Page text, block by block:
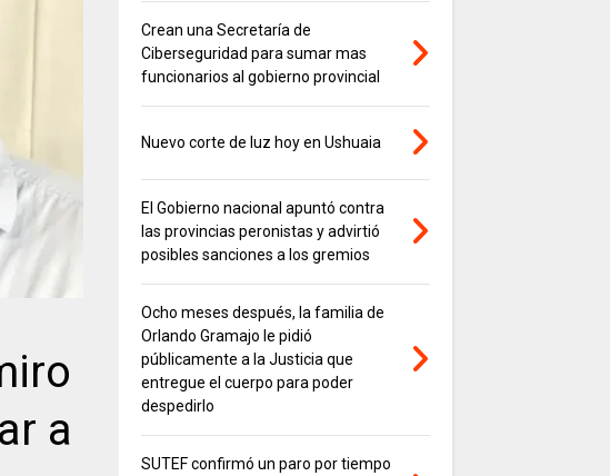
a
Crean una Secretaría de
Ciberseguridad para sumar mas
funcionarios al gobierno provincial
Nuevo corte de luz hoy en Ushuaia
El Gobierno nacional apuntó contra
las provincias peronistas y advirtió
posibles sanciones a los gremios
Ocho meses después, la familia de
Orlando Gramajo le pidió
públicamente a la Justicia que
entregue el cuerpo para poder
despedirlo
SUTEF confirmó un paro por tiempo